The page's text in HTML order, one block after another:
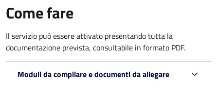
Come fare
Il servizio può essere attivato presentando tutta la
documentazione prevista, consultabile in formato PDF.
Moduli da compilare e documenti da allegare